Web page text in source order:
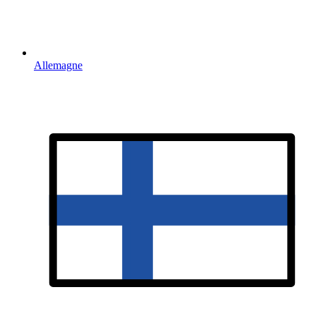
Allemagne